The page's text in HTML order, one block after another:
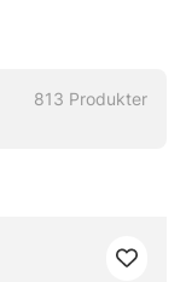
grejorna måste
813 Produkter